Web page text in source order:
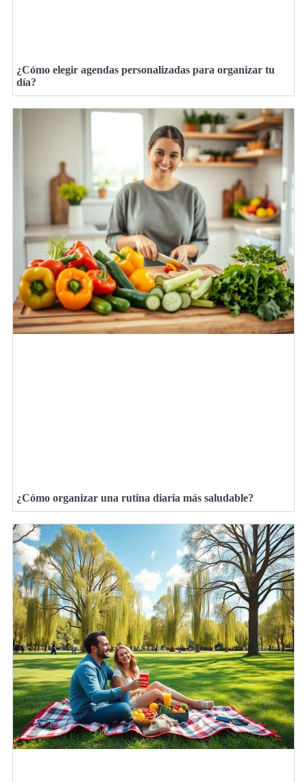
¿Cómo elegir agendas personalizadas para organizar tu
día?
¿Cómo organizar una rutina diaria más saludable?